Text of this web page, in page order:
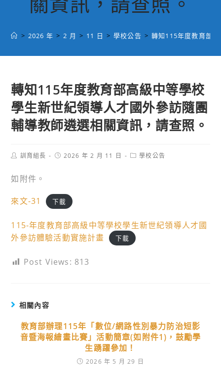
> 2026 年 > 2 月 > 11 日 > 學校公告 > 轉知115年度教育部
轉知115年度教育部高級中等學校
學生新世紀領導人才國外參訪隨團
輔導教師遴選相關資訊，請查照。
Post訓育組長
Post2026 年 2 月 11 日
Post學校公告
如附件。
來文-31 下載
115-年度教育部高級中等學校學生新世紀領導人才國
外參訪體驗活動實施計畫
下載
Post Views: 813
相關內容
教育部辦理115年「數位/網路性別暴力防治短影
音暨海報繪畫比賽」活動簡章(如附件1)，鼓勵學
生踴躍參加！
2026 年 5 月 29 日